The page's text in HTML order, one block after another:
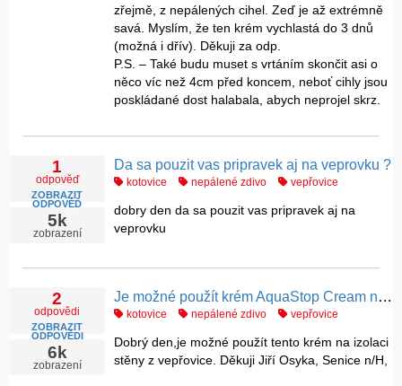
zřejmě, z nepálených cihel. Zeď je až extrémně
savá. Myslím, že ten krém vychlastá do 3 dnů
(možná i dřív). Děkuji za odp.
P.S. – Také budu muset s vrtáním skončit asi o
něco víc než 4cm před koncem, neboť cihly jsou
poskládané dost halabala, abych neprojel skrz.
1
odpověď
ZOBRAZIT
ODPOVĚĎ
5k
zobrazení
Da sa pouzit vas pripravek aj na veprovku ?
kotovice nepálené zdivo vepřovice
dobry den da sa pouzit vas pripravek aj na
veprovku
2
odpovědi
ZOBRAZIT
ODPOVĚDI
6k
zobrazení
Je možné použít krém AquaStop Cream na izolaci stěny z vepřovice ?
kotovice nepálené zdivo vepřovice
Dobrý den,je možné použít tento krém na izolaci
stěny z vepřovice. Děkuji Jiří Osyka, Senice n/H,